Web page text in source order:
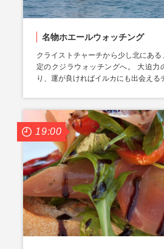
名物ホエールウォッチング
クライストチャーチから少し北にあ
定のクジラウォッチングへ。 大迫力
り、運が良ければイルカにも出会える
19:00